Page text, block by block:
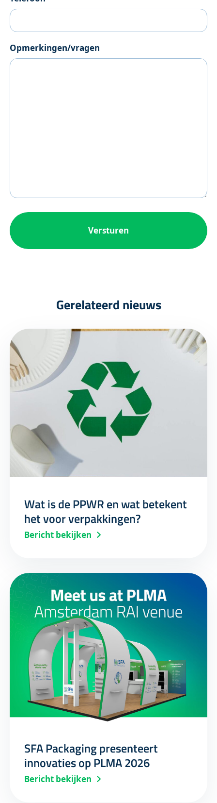
Opmerkingen/vragen
Gerelateerd nieuws
Wat is de PPWR en wat betekent
het voor verpakkingen?
Bericht bekijken
SFA Packaging presenteert
innovaties op PLMA 2026
Bericht bekijken